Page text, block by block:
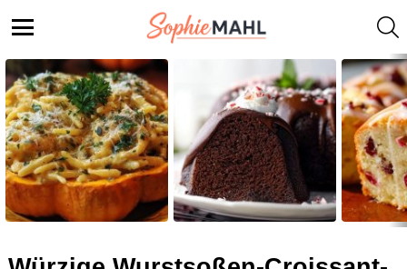
STORIES